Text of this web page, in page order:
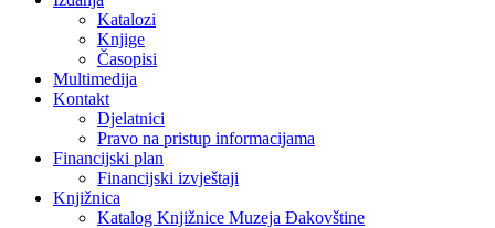
Katalozi
Knjige
Časopisi
Multimedija
Kontakt
Djelatnici
Pravo na pristup informacijama
Financijski plan
Financijski izvještaji
Knjižnica
Katalog Knjižnice Muzeja Đakovštine